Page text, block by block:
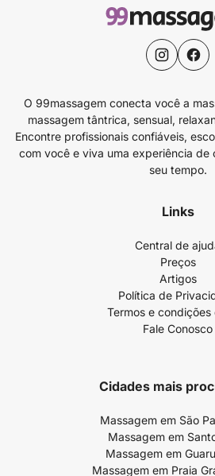
O 99massagem conecta você a
massagem tântrica, sensual,
Encontre profissionais confiáveis,
com você e viva uma experiência de
seu tempo.
Links
Central de
Preços
Artigos
Política de
Termos e condições
Fale Conosco
Cidades mais
Massagem em São
Massagem em
Massagem em
Massagem em Praia